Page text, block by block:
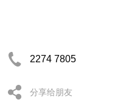
2274 7805
分享给朋友